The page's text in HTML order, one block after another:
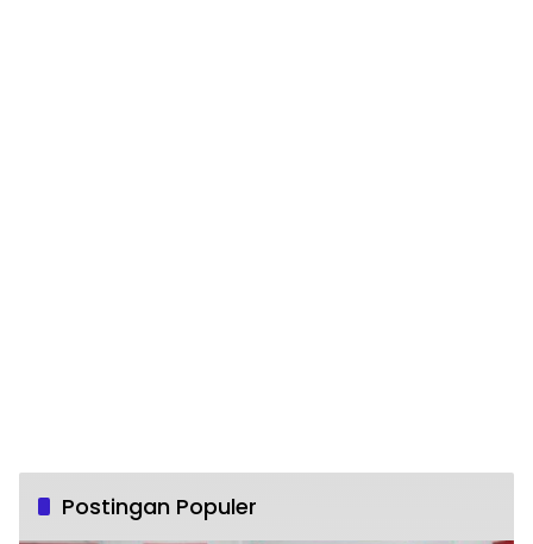
Postingan Populer